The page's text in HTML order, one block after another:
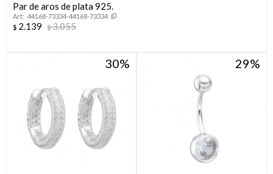
Par de aros de plata 925.
44168-73334-44168-73334
$ 2.139 $3.055
30 29